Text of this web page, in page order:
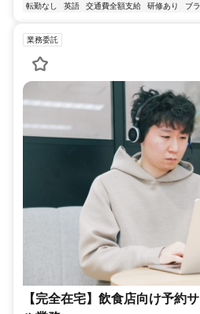
転勤なし
英語 交通費全額支給 研修あり ブ
業務委託
【完全在宅】飲食店向け予約